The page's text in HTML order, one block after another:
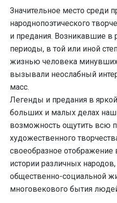
Значительное место среди
народнопоэтического
и предания. Возникавшие в
периоды, в той или иной
жизнью человека
вызывали неослабный
масс.
Легенды и предания в
больших и малых делах
возможность ощутить всю
художественного
своеобразное
истории различных
общественно-социальной
многовекового бытия